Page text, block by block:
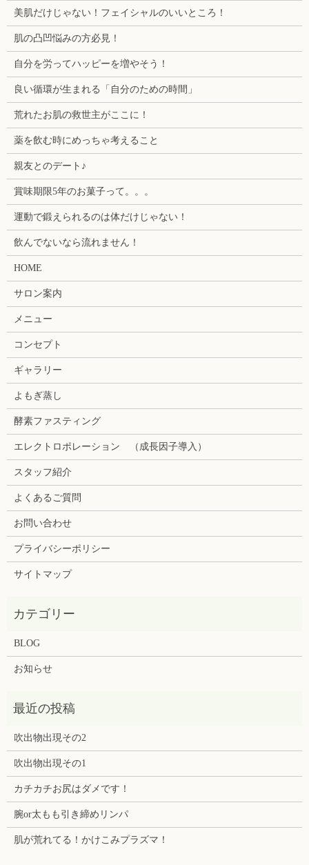
美肌だけじゃない！フェイシャルのいいところ！
肌の凸凹悩みの方必見！
自分を労ってハッピーを増やそう！
良い循環が生まれる「自分のための時間」
荒れたお肌の救世主がここに！
薬を飲む時にめっちゃ考えること
親友とのデート♪
賞味期限5年のお菓子って。。。
運動で鍛えられるのは体だけじゃない！
飲んでないなら流れません！
HOME
サロン案内
メニュー
コンセプト
ギャラリー
よもぎ蒸し
酵素ファスティング
エレクトロポレーション （成長因子導入）
スタッフ紹介
よくあるご質問
お問い合わせ
プライバシーポリシー
サイトマップ
BLOG
お知らせ
吹出物出現その2
吹出物出現その1
カチカチお尻はダメです！
腕or太もも引き締めリンパ
肌が荒れてる！かけこみプラズマ！